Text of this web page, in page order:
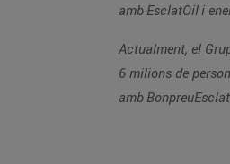
amb EsclatOil i
Actualment, el
6 milions de
amb